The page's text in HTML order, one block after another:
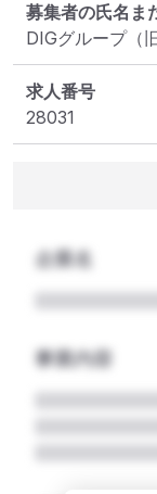
募集者の氏名ま
DIGグループ（
求人番号
28031
企業名
事業内容